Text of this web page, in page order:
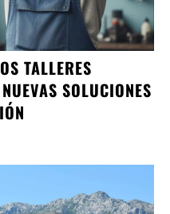
TALLERES
SOLUCIONES